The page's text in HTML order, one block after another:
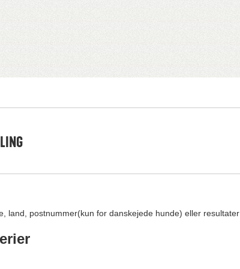
land, postnummer(kun for danskejede hunde) eller resultater